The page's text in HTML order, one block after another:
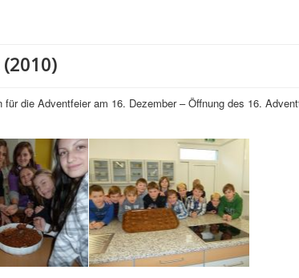
für die Adventfeier am 16. Dezember – Öffnung des 16.